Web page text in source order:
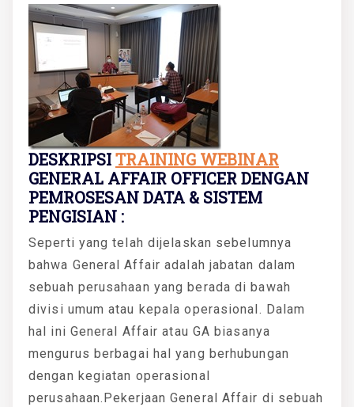
DESKRIPSITRAINING WEBINAR
GENERAL AFFAIR OFFICER DENGAN
PEMROSESAN DATA & SISTEM
PENGISIAN :
Seperti yang telah dijelaskan sebelumnya
bahwa General Affair adalah jabatan dalam
sebuah perusahaan yang berada di bawah
divisi umum atau kepala operasional. Dalam
hal ini General Affair atau GA biasanya
mengurus berbagai hal yang berhubungan
dengan kegiatan operasional
perusahaan.Pekerjaan General Affair di sebuah